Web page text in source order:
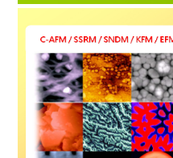
原廠自感應探針 (PRC-DF...
新拓將贊助2020年第四屆台
灣...
新拓將於7月15日至17日舉
辦...